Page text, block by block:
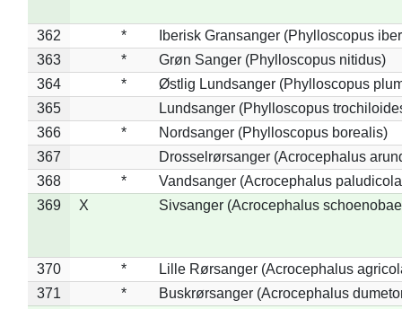
362 *
Iberisk Gransanger (Phylloscopus
363
*
Grøn Sanger (Phylloscopus nitidus)
364
*
Østlig Lundsanger (Phylloscopus
365
Lundsanger (Phylloscopus
366
*
Nordsanger (Phylloscopus borealis)
367
Drosselrørsanger (Acrocephalus
368
*
Vandsanger (Acrocephalus
369
X Sivsanger (Acrocephalus
370 *
Lille Rørsanger (Acrocephalus
371
* Buskrørsanger (Acrocephalus